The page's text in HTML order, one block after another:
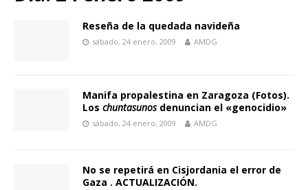
Reseña de la quedada navideña
sábado, 24 enero, 2009 AMDG
Manifa propalestina en Zaragoza (Fotos).
Los chuntasunosdenuncian el «genocidio»
sábado, 24 enero, 2009 AMDG
No se repetirá en Cisjordania el error de
Gaza . ACTUALIZACIÓN.